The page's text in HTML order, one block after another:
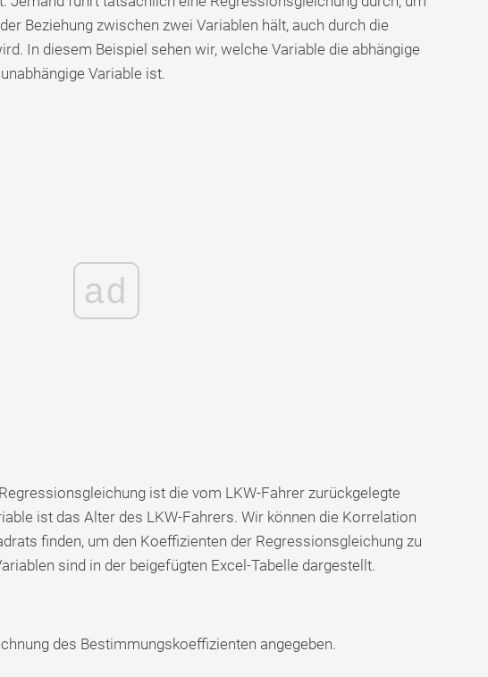
Beziehung zwischen zwei Variablen hält, auch durch die
In diesem Beispiel sehen wir, welche Variable die abhängige
Variable ist.
ad
ist die vom LKW-Fahrer zurückgelegte
ist das Alter des LKW-Fahrers. Wir können die Korrelation
finden, um den Koeffizienten der Regressionsgleichung zu
sind in der beigefügten Excel-Tabelle dargestellt.
des Bestimmungskoeffizienten angegeben.